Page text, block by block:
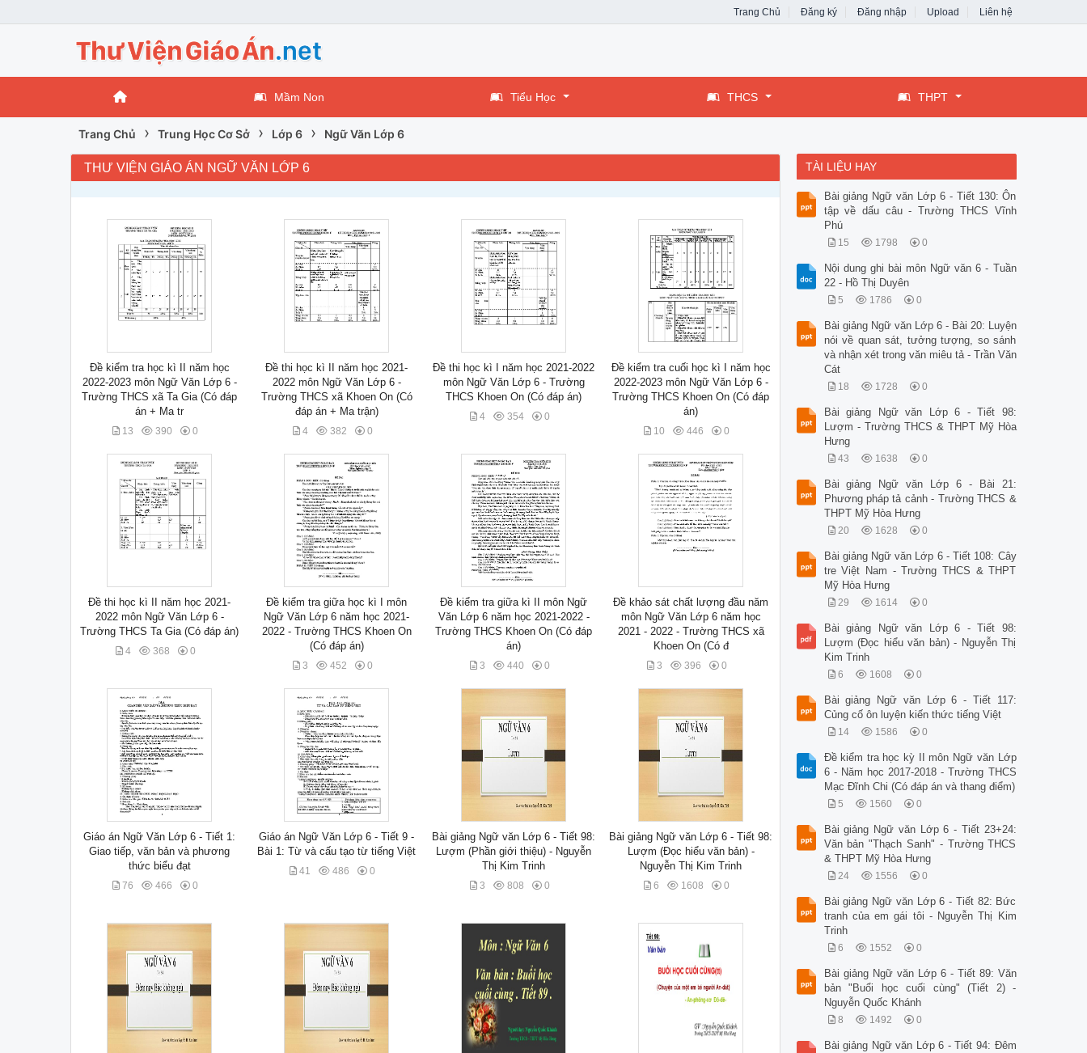
Trang Chủ Đăng ký Đăng nhập Upload Liên hệ
Mầm Non Tiểu Học THCS THPT
Trang Chủ › Trung Học Cơ Sở › Lớp 6 › Ngữ Văn Lớp 6
THƯ VIỆN GIÁO ÁN NGỮ VĂN LỚP 6
Đề kiểm tra học kì II năm học
2022-2023 môn Ngữ Văn Lớp 6 -
Trường THCS xã Ta Gia (Có đáp
án + Ma tr
13 390 0
Đề thi học kì II năm học 2021-
2022 môn Ngữ Văn Lớp 6 -
Trường THCS xã Khoen On (Có
đáp án + Ma trận)
4 382 0
Đề thi học kì I năm học 2021-2022
môn Ngữ Văn Lớp 6 - Trường
THCS Khoen On (Có đáp án)
4 354 0
Đề kiểm tra cuối học kì I năm học
2022-2023 môn Ngữ Văn Lớp 6 -
Trường THCS Khoen On (Có đáp
án)
10 446 0
Đề thi học kì II năm học 2021-
2022 môn Ngữ Văn Lớp 6 -
Trường THCS Ta Gia (Có đáp án)
4 368 0
Đề kiểm tra giữa học kì I môn
Ngữ Văn Lớp 6 năm học 2021-
2022 - Trường THCS Khoen On
(Có đáp án)
3 452 0
Đề kiểm tra giữa kì II môn Ngữ
Văn Lớp 6 năm học 2021-2022 -
Trường THCS Khoen On (Có đáp
án)
3 440 0
Đề khảo sát chất lượng đầu năm
môn Ngữ Văn Lớp 6 năm học
2021 - 2022 - Trường THCS xã
Khoen On (Có đ
3 396 0
Giáo án Ngữ Văn Lớp 6 - Tiết 1:
Giao tiếp, văn bản và phương
thức biểu đạt
76 466 0
Giáo án Ngữ Văn Lớp 6 - Tiết 9 -
Bài 1: Từ và cấu tạo từ tiếng Việt
41 486 0
Bài giảng Ngữ văn Lớp 6 - Tiết 98:
Lượm (Phần giới thiệu) - Nguyễn
Thị Kim Trinh
3 808 0
Bài giảng Ngữ văn Lớp 6 - Tiết 98:
Lượm (Đọc hiểu văn bản) -
Nguyễn Thị Kim Trinh
6 1608 0
TÀI LIỆU HAY
Bài giảng Ngữ văn Lớp 6 - Tiết 130: Ôn
tập về dấu câu - Trường THCS Vĩnh
Phú
15 1798 0
Nội dung ghi bài môn Ngữ văn 6 - Tuần
22 - Hồ Thị Duyên
5 1786 0
Bài giảng Ngữ văn Lớp 6 - Bài 20: Luyện
nói về quan sát, tưởng tượng, so sánh
và nhận xét trong văn miêu tả - Trần Văn
Cát
18 1728 0
Bài giảng Ngữ văn Lớp 6 - Tiết 98:
Lượm - Trường THCS & THPT Mỹ Hòa
Hưng
43 1638 0
Bài giảng Ngữ văn Lớp 6 - Bài 21:
Phương pháp tả cảnh - Trường THCS &
THPT Mỹ Hòa Hưng
20 1628 0
Bài giảng Ngữ văn Lớp 6 - Tiết 108: Cây
tre Việt Nam - Trường THCS & THPT
Mỹ Hòa Hưng
29 1614 0
Bài giảng Ngữ văn Lớp 6 - Tiết 98:
Lượm (Đọc hiểu văn bản) - Nguyễn Thị
Kim Trinh
6 1608 0
Bài giảng Ngữ văn Lớp 6 - Tiết 117:
Củng cố ôn luyện kiến thức tiếng Việt
14 1586 0
Đề kiểm tra học kỳ II môn Ngữ văn Lớp
6 - Năm học 2017-2018 - Trường THCS
Mạc Đĩnh Chi (Có đáp án và thang điểm)
5 1560 0
Bài giảng Ngữ văn Lớp 6 - Tiết 23+24:
Văn bản "Thạch Sanh" - Trường THCS
& THPT Mỹ Hòa Hưng
24 1556 0
Bài giảng Ngữ văn Lớp 6 - Tiết 82: Bức
tranh của em gái tôi - Nguyễn Thị Kim
Trinh
6 1552 0
Bài giảng Ngữ văn Lớp 6 - Tiết 89: Văn
bản "Buổi học cuối cùng" (Tiết 2) -
Nguyễn Quốc Khánh
8 1492 0
Bài giảng Ngữ văn Lớp 6 - Tiết 94: Đêm